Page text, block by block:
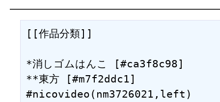
[[作品分類]]
*消しゴムはんこ [#ca3f8c98]
**東方 [#m7f2ddc1]
#nicovideo(nm3726021,left)